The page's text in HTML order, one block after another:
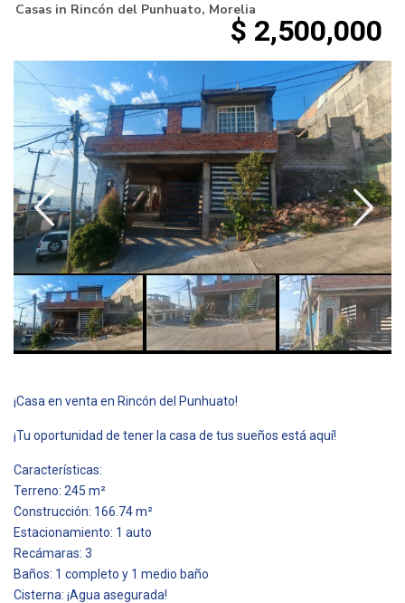
Casas in Rincón del Punhuato, Morelia
$ 2,500,000
¡Casa en venta en Rincón del Punhuato!
¡Tu oportunidad de tener la casa de tus sueños está aquí!
Características:
Terreno: 245 m²
Construcción: 166.74 m²
Estacionamiento: 1 auto
Recámaras: 3
Baños: 1 completo y 1 medio baño
Cisterna: ¡Agua asegurada!